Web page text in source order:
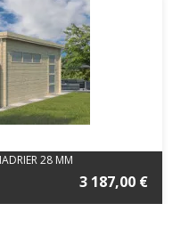
28 MM
3 187,00 €